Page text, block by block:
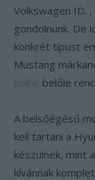
Volkswagen ID.
gondolnunk. De
konkrét típust
Mustang
balhé belőle
A belsőégésű
kell tartani a
készülnek, mint
kívánnak